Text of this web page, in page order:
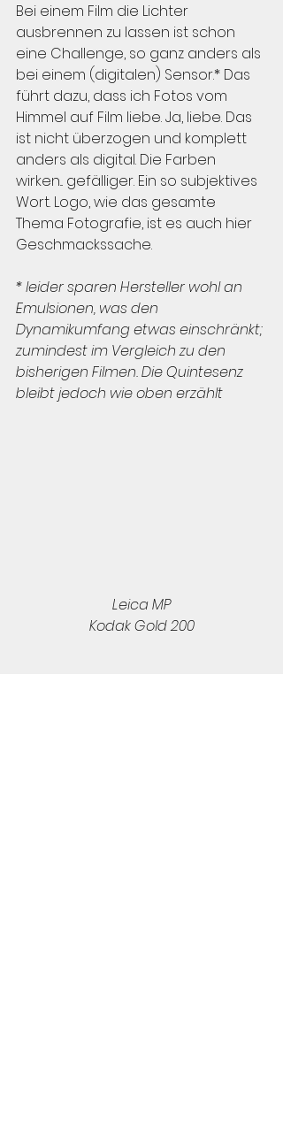
Bei einem Film die Lichter
ausbrennen zu lassen ist schon
eine Challenge, so ganz anders als
bei einem (digitalen) Sensor.* Das
führt dazu, dass ich Fotos vom
Himmel auf Film liebe. Ja, liebe. Das
ist nicht überzogen und komplett
anders als digital. Die Farben
wirken... gefälliger. Ein so subjektives
Wort. Logo, wie das gesamte
Thema Fotografie, ist es auch hier
Geschmackssache.
* leider sparen Hersteller wohl an
Emulsionen, was den
Dynamikumfang etwas einschränkt;
zumindest im Vergleich zu den
bisherigen Filmen. Die Quintesenz
bleibt jedoch wie oben erzählt
Leica MP
Kodak Gold 200